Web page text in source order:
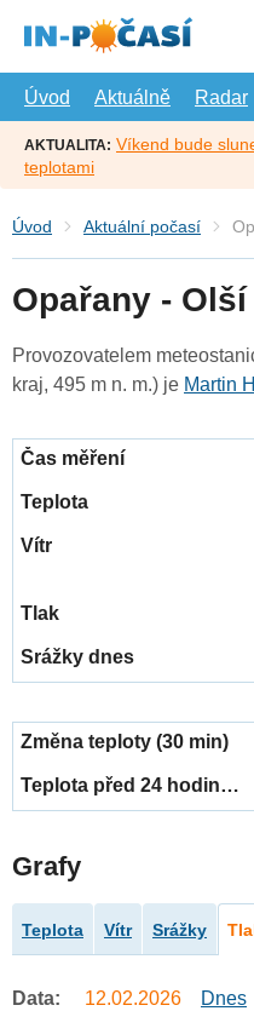
hlavní
Úvod
Aktuálně Radar
AKTUALITA: Víkend bude
teplotami
Úvod Aktuální počasí
Opařany - Olší
Provozovatelem
kraj, 495 m n. m.) je Martin
Grafy
Teplota Vítr Srážky
Data: 12.02.2026 Dnes